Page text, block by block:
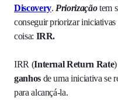
Discovery. Priorizaçãotem
conseguir priorizar iniciativas
coisa: IRR.
IRR (Internal Return Rate
ganhos de uma iniciativa se
para alcançá-la.